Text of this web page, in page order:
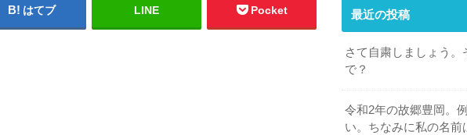
はてブ LINE Pocket 最近の投稿
さて自粛しましょう。
で？
令和2年の故郷豊岡。
い。ちなみに私の名前